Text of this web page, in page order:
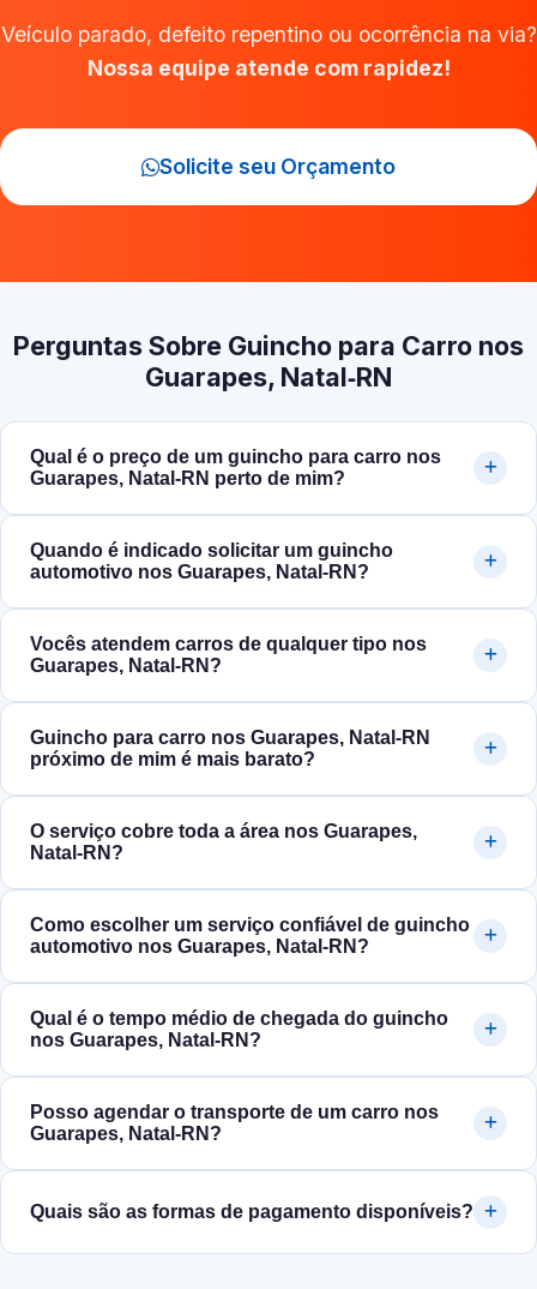
Veículo parado, defeito repentino ou ocorrência na via?
Nossa equipe atende com rapidez!
Solicite seu Orçamento
Perguntas Sobre Guincho para Carro nos
Guarapes, Natal‑RN
Qual é o preço de um guincho para carro nos
Guarapes, Natal‑RN perto de mim?
Quando é indicado solicitar um guincho
automotivo nos Guarapes, Natal‑RN?
Vocês atendem carros de qualquer tipo nos
Guarapes, Natal‑RN?
Guincho para carro nos Guarapes, Natal‑RN
próximo de mim é mais barato?
O serviço cobre toda a área nos Guarapes,
Natal‑RN?
Como escolher um serviço confiável de guincho
automotivo nos Guarapes, Natal‑RN?
Qual é o tempo médio de chegada do guincho
nos Guarapes, Natal‑RN?
Posso agendar o transporte de um carro nos
Guarapes, Natal‑RN?
Quais são as formas de pagamento disponíveis?